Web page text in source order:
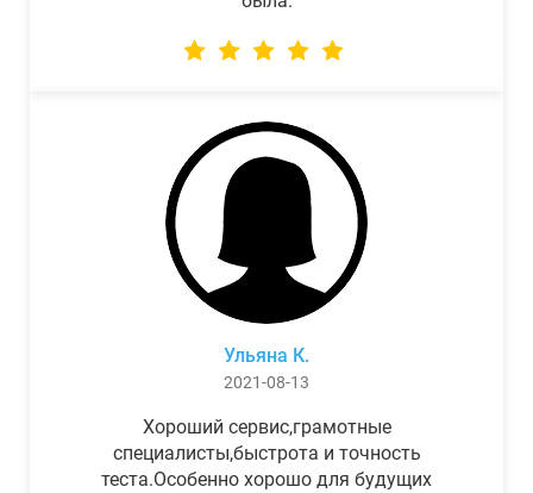
Ульяна К.
2021-08-13
Хороший сервис,грамотные
специалисты,быстрота и точность
теста.Особенно хорошо для будущих